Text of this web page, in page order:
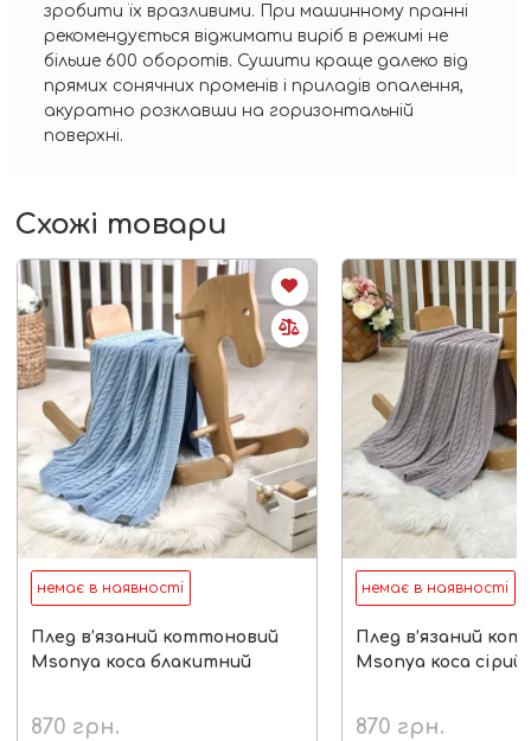
зробити їх вразливими. При машинному пранні
рекомендується віджимати виріб в режимі не
більше 600 оборотів. Сушити краще далеко від
прямих сонячних променів і приладів опалення,
акуратно розклавши на горизонтальній
поверхні.
Схожі товари
немає в наявності
Плед в’язаний коттоновий
Msonya коса блакитний
870 грн.
немає в наявності
Плед в’язаний
Msonya коса сірий
870 грн.